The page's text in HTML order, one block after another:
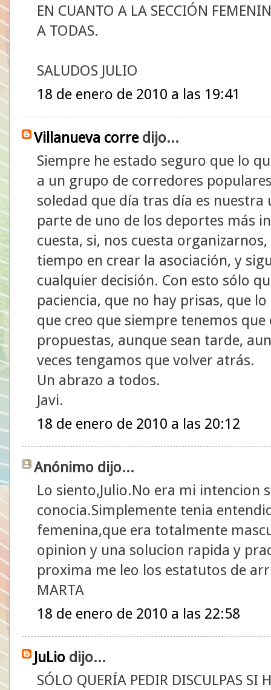
EN CUANTO A LA SECCIÓN
A TODAS.
SALUDOS JULIO
18 de enero de 2010 a las 19:41
Villanueva corredijo...
Siempre he estado seguro que lo
a un grupo de corredores
soledad que día tras día es
parte de uno de los deportes más
cuesta, si, nos cuesta
tiempo en crear la asociación, y
cualquier decisión. Con esto sólo
paciencia, que no hay prisas, que
que creo que siempre tenemos
propuestas, aunque sean tarde,
veces tengamos que volver atrás.
Un abrazo a todos.
Javi.
18 de enero de 2010 a las 20:12
Anónimo dijo...
Lo siento,Julio.No era mi intencion
conocia.Simplemente tenia
femenina,que era totalmente
opinion y una solucion rapida y
proxima me leo los estatutos de
MARTA
18 de enero de 2010 a las 22:58
JuLio dijo...
SÓLO QUERÍA PEDIR DISCULPAS